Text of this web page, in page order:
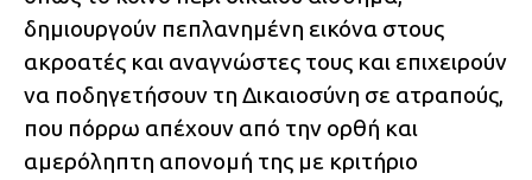
δημιουργούν πεπλανημένη εικόνα στους
ακροατές και αναγνώστες τους και επιχειρούν
να ποδηγετήσουν τη Δικαιοσύνη σε ατραπούς,
που πόρρω απέχουν από την ορθή και
αμερόληπτη απονομή της με κριτήριο